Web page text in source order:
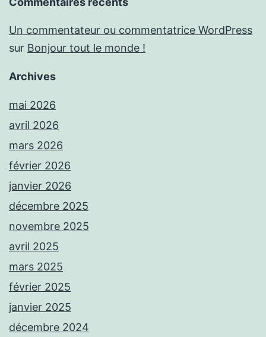
Un commentateur ou commentatrice WordPress
sur Bonjour tout le monde !
Archives
mai 2026
avril 2026
mars 2026
février 2026
janvier 2026
décembre 2025
novembre 2025
avril 2025
mars 2025
février 2025
janvier 2025
décembre 2024